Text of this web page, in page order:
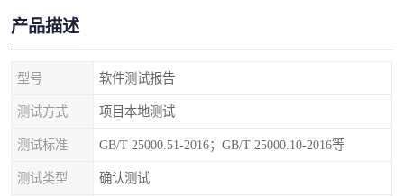
产品描述
型号 软件测试报告
测试方式 项目本地测试
测试标准 GB/T 25000.51-2016；GB/T 25000.10-2016等
测试类型 确认测试